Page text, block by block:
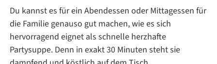
Du kannst es für ein Abendessen oder Mittagessen für
die Familie genauso gut machen, wie es sich
hervorragend eignet als schnelle herzhafte
Partysuppe. Denn in exakt 30 Minuten steht sie